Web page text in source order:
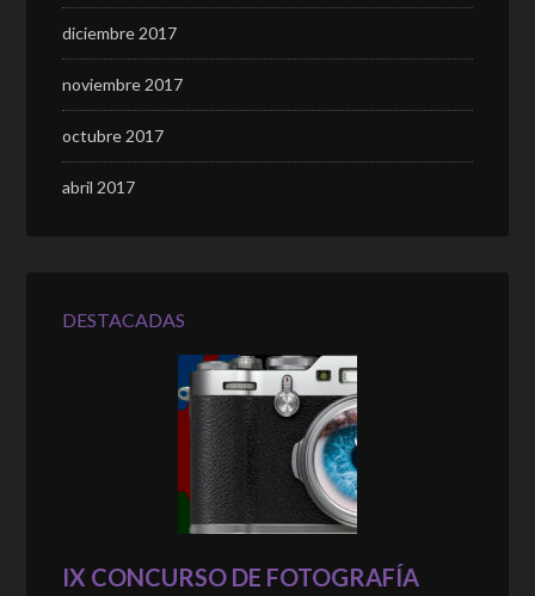
diciembre 2017
noviembre 2017
octubre 2017
abril 2017
DESTACADAS
IX CONCURSO DE FOTOGRAFÍA